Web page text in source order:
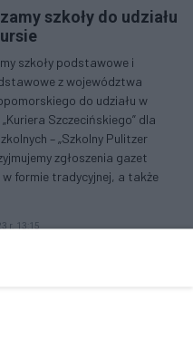
szkoły do udziału
szkoły podstawowe i
z województwa
do udziału w
Szczecińskiego” dla
– „Szkolny Pulitzer
zgłoszenia gazet
w formie tradycyjnej, a także
r. 13:15